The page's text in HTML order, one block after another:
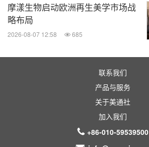
摩漾生物启动欧洲再生美学市场战
略布局
2026-08-07 12:58 685
联系我们
产品与服务
关于美通社
加入我们
+86-010-59539500